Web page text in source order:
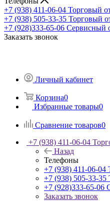
+7 (938) 411-06-04 Торговый
+7 (938) 505-33-35 Торговый
+7 (928)333-65-06 Сервисный
Заказать звонок
Личный кабинет
Корзина0
Избранные товары0
Сравнение товаров0
+7 (938) 411-06-04
Назад
Телефоны
+7 (938) 411-06-04
+7 (938) 505-33-35
+7 (928)333-65-06
Заказать звонок